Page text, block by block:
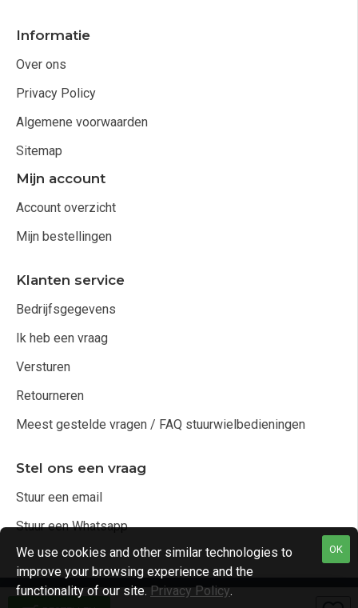
Informatie
Over ons
Privacy Policy
Algemene voorwaarden
Sitemap
Mijn account
Account overzicht
Mijn bestellingen
Klanten service
Bedrijfsgegevens
Ik heb een vraag
Versturen
Retourneren
Meest gestelde vragen / FAQ stuurwielbedieningen
Stel ons een vraag
Stuur een email
Stuur een Whatsapp
Copyright © 2021, Audio4cars Alle rechten voorbehouden
OK
We use cookies and other similar technologies to
improve your browsing experience and the
functionality of our site. Privacy Policy.